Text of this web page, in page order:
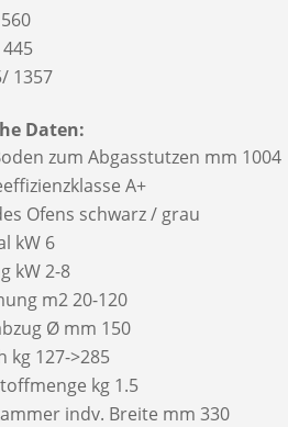
1357
Daten:
zum Abgasstutzen mm 1004
A+
Ofens schwarz / grau
kW 6
kW 2-8
m2 20-120
Ø mm 150
kg 127->285
kg 1.5
indv. Breite mm 330